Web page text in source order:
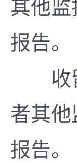
其他
报告。
收留
者其
报告。